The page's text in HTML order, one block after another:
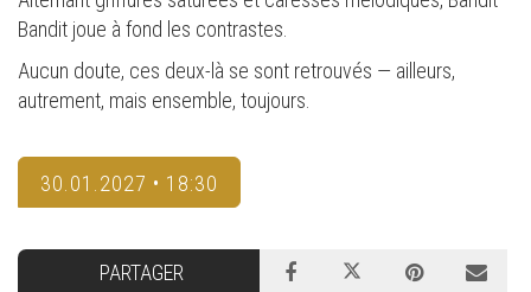
Bandit joue à fond les contrastes.
Aucun doute, ces deux-là se sont retrouvés — ailleurs,
autrement, mais ensemble, toujours.
30.01.2027 • 18:30
PARTAGER